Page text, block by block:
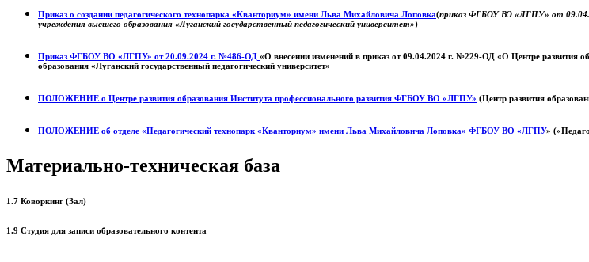
Приказ о создании педагогического технопарка «Кванториум» имени Льва Михайловича Лоповка(приказ ФГБОУ ВО «ЛГПУ» от
учреждения высшего образования «Луганский государственный педагогический университет»)
Приказ ФГБОУ ВО «ЛГПУ» от 20.09.2024 г. №486-ОД «О внесении изменений в приказ от 09.04.2024 г. №229-ОД «О Центре развития
образования «Луганский государственный педагогический университет»
ПОЛОЖЕНИЕ о Центре развития образования Института профессионального развития ФГБОУ ВО «ЛГПУ» (Центр развития
ПОЛОЖЕНИЕ об отделе «Педагогический технопарк «Кванториум» имени Льва Михайловича Лоповка» ФГБОУ ВО «ЛГПУ»
Материально-техническая база
1.7 Коворкинг (Зал)
1.9 Студия для записи образовательного контента